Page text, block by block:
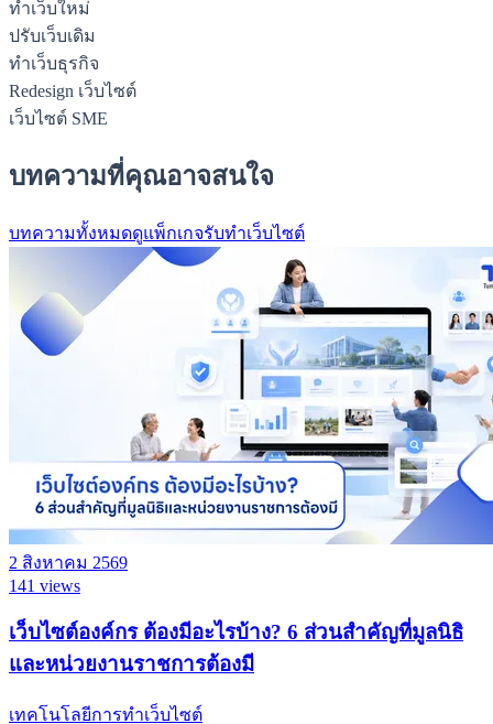
ทำเว็บใหม่
ปรับเว็บเดิม
ทำเว็บธุรกิจ
Redesign เว็บไซต์
เว็บไซต์ SME
บทความที่คุณอาจสนใจ
บทความทั้งหมดดูแพ็กเกจรับทำเว็บไซต์
2 สิงหาคม 2569
141 views
เว็บไซต์องค์กร ต้องมีอะไรบ้าง? 6 ส่วนสำคัญที่มูลนิธิ
และหน่วยงานราชการต้องมี
เทคโนโลยีการทำเว็บไซต์